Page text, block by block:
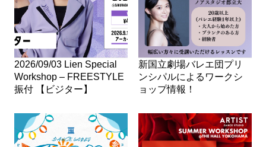
2026/09/03 Lien Special
Workshop – FREESTYLE
振付 【ビジター】
新国立劇場バレエ団プリ
ンシパルによるワークシ
ョップ情報！